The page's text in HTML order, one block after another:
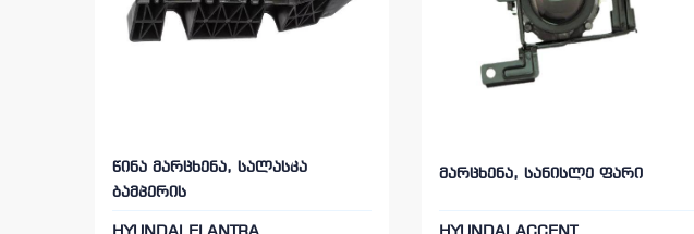
წინა მარცხენა, სალასკა
ბამპერის
მარცხენა, სანისლე ფარი